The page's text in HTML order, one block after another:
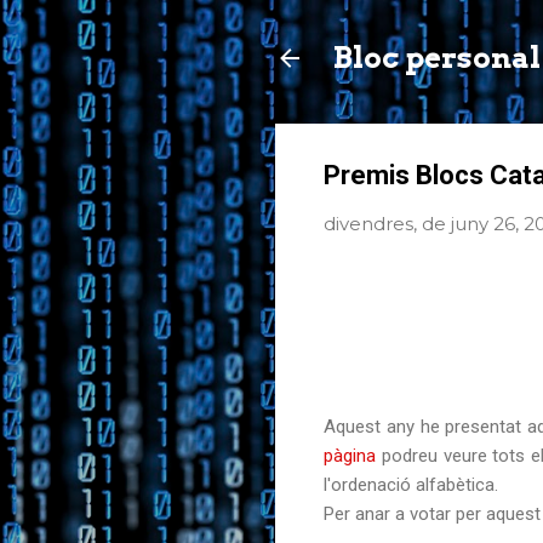
Bloc
Premis Blocs
divendres, de juny 26,
Aquest any he presentat
pàgina podreu veure tots
l'ordenació alfabètica.
Per anar a votar per